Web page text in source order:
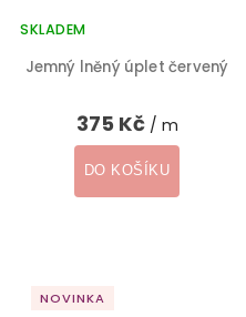
Jemný lněný úplet červený
SKLADEM
375 Kč / m
DO KOŠÍKU
NOVINKA